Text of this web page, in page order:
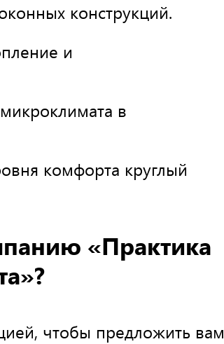
конструкций.
и
в
комфорта круглый
«Практика
чтобы предложить вам